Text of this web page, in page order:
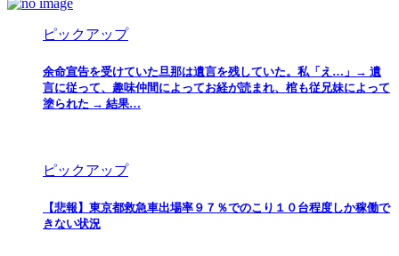
ピックアップ
余命宣告を受けていた旦那は遺言を残していた。私「え…」→ 遺
言に従って、趣味仲間によってお経が読まれ、棺も従兄妹によって
塗られた → 結果…
ピックアップ
【悲報】東京都救急車出場率９７％でのこり１０台程度しか稼働で
きない状況